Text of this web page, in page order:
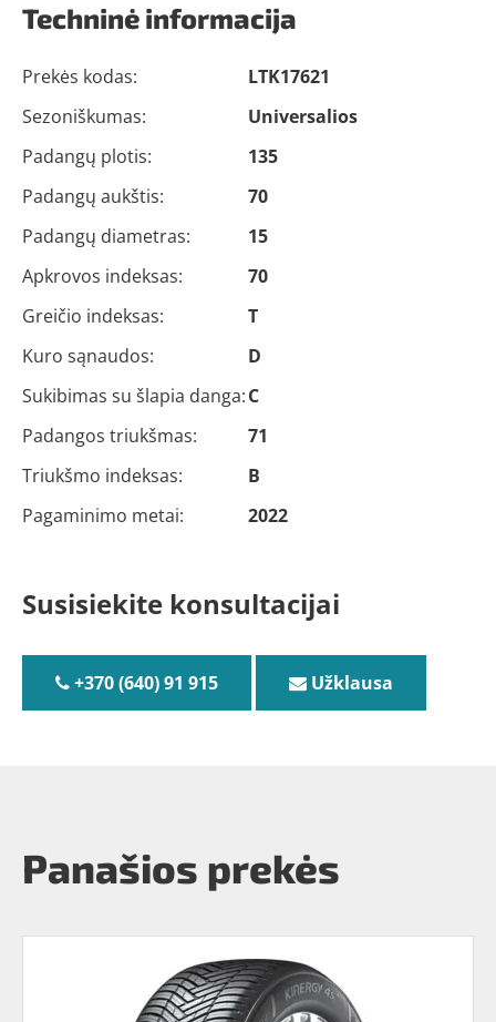
Techninė informacija
Prekės kodas:
LTK17621
Sezoniškumas:
Universalios
Padangų plotis:
135
Padangų aukštis:
70
Padangų diametras:
15
Apkrovos indeksas:
70
Greičio indeksas:
T
Kuro sąnaudos:
D
Sukibimas su šlapia danga:C
Padangos triukšmas:
71
Triukšmo indeksas:
B
Pagaminimo metai:
2022
Susisiekite konsultacijai
+370 (640) 91 915 Užklausa
Panašios prekės